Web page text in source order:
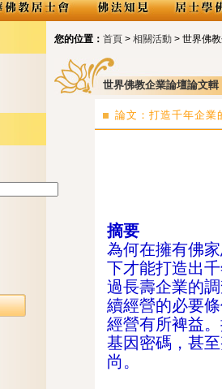
您的位置： 首頁 > 相關活動 > 世界佛
世界佛教企業論壇論文輯
論文：打造千年企業
摘要
為何在擁有佛
下才能打造出
過長壽企業的
續經營的必要
經營有所裨益
基因密碼，甚
尚。